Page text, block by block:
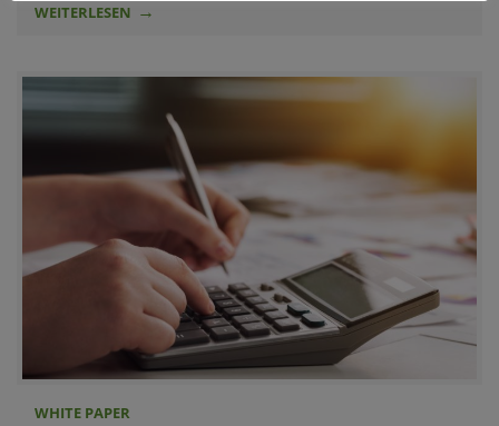
WEITERLESEN
WHITE PAPER